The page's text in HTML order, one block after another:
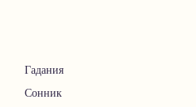
Гадания
Сонник